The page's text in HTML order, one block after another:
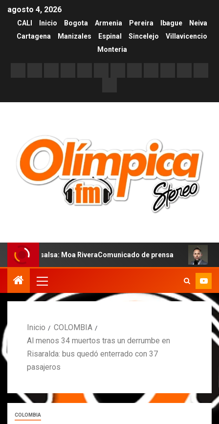
agosto 4, 2026
CALI Inicio Bogota Armenia Pereira Ibague
Neiva
Cartagena
Manizales Espinal Sincelejo
Villavicencio
Monteria
salsa: Moa RiveraComunicado de prensa MARCOS
Inicio
COLOMBIA
Al menos 34 muertos tras un derrumbe en
Risaralda: bus quedó enterrado con 37
pasajeros
COLOMBIA